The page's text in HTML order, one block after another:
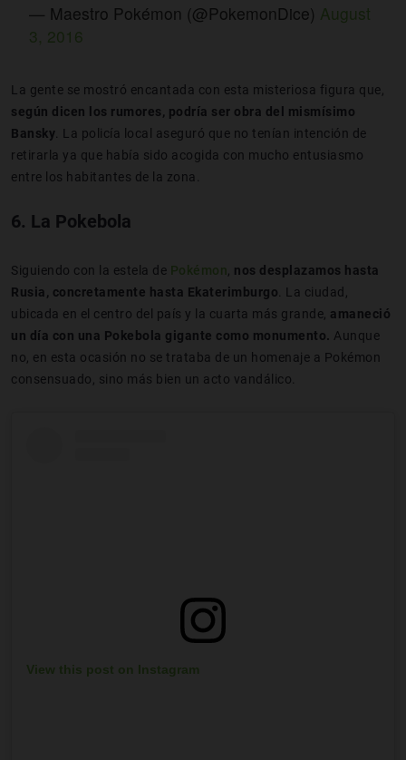
— Maestro Pokémon (@PokemonDice) August
3, 2016
La gente se mostró encantada con esta misteriosa figura que,
según dicen los rumores, podría ser obra del mismísimo
Bansky . La policía local aseguró que no tenían intención de
retirarla ya que había sido acogida con mucho entusiasmo
entre los habitantes de la zona.
6. La Pokebola
Siguiendo con la estela de Pokémon nos desplazamos hasta
Rusia, concretamente hasta Ekaterimburgo . La ciudad,
ubicada en el centro del país y la cuarta más grande, amaneció
un día con una Pokebola gigante como monumento. Aunque
no, en esta ocasión no se trataba de un homenaje a Pokémon
consensuado, sino más bien un acto vandálico.
View this post on Instagram